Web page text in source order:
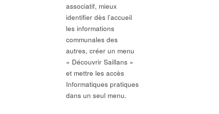
associatif, mieux
identifier dès l’accueil
les informations
communales des
autres, créer un menu
« Découvrir Saillans »
et mettre les accès
Informatiques pratiques
dans un seul menu.